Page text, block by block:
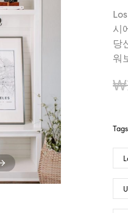
시
당
워
₩
Tags